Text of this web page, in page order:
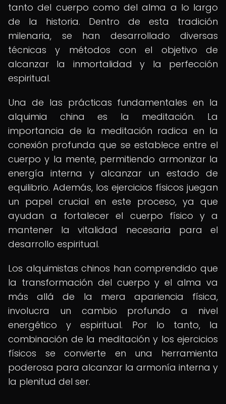
tanto del cuerpo como del alma a lo largo
de la historia. Dentro de esta tradición
milenaria, se han desarrollado diversas
técnicas y métodos con el objetivo de
alcanzar la inmortalidad y la perfección
espiritual.
Una de las prácticas fundamentales en la
alquimia china es la meditación. La
importancia de la meditación radica en la
conexión profunda que se establece entre el
cuerpo y la mente, permitiendo armonizar la
energía interna y alcanzar un estado de
equilibrio. Además, los ejercicios físicos juegan
un papel crucial en este proceso, ya que
ayudan a fortalecer el cuerpo físico y a
mantener la vitalidad necesaria para el
desarrollo espiritual.
Los alquimistas chinos han comprendido que
la transformación del cuerpo y el alma va
más allá de la mera apariencia física,
involucra un cambio profundo a nivel
energético y espiritual. Por lo tanto, la
combinación de la meditación y los ejercicios
físicos se convierte en una herramienta
poderosa para alcanzar la armonía interna y
la plenitud del ser.